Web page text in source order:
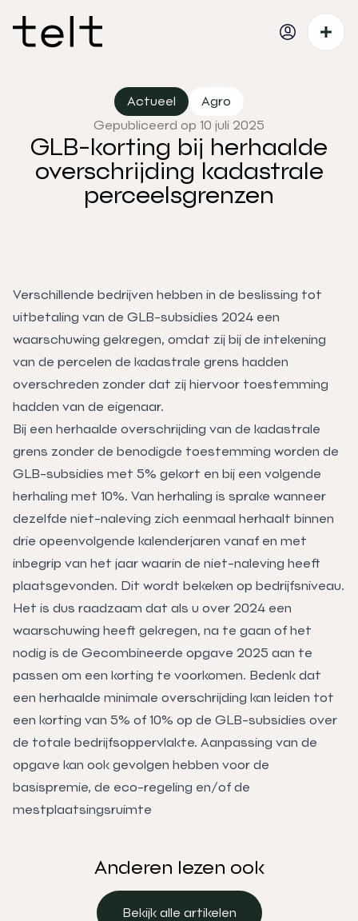
Actueel
Agro
Gepubliceerd op 10 juli 2025
GLB-korting bij herhaalde
overschrijding kadastrale
perceelsgrenzen
Verschillende bedrijven hebben in de beslissing tot
uitbetaling van de GLB-subsidies 2024 een
waarschuwing gekregen, omdat zij bij de intekening
van de percelen de kadastrale grens hadden
overschreden zonder dat zij hiervoor toestemming
hadden van de eigenaar.
Bij een herhaalde overschrijding van de kadastrale
grens zonder de benodigde toestemming worden de
GLB-subsidies met 5% gekort en bij een volgende
herhaling met 10%. Van herhaling is sprake wanneer
dezelfde niet-naleving zich eenmaal herhaalt binnen
drie opeenvolgende kalenderjaren vanaf en met
inbegrip van het jaar waarin de niet-naleving heeft
plaatsgevonden. Dit wordt bekeken op bedrijfsniveau.
Het is dus raadzaam dat als u over 2024 een
waarschuwing heeft gekregen, na te gaan of het
nodig is de Gecombineerde opgave 2025 aan te
passen om een korting te voorkomen. Bedenk dat
een herhaalde minimale overschrijding kan leiden tot
een korting van 5% of 10% op de GLB-subsidies over
de totale bedrijfsoppervlakte. Aanpassing van de
opgave kan ook gevolgen hebben voor de
basispremie, de eco-regeling en/of de
mestplaatsingsruimte
Anderen lezen ook
Bekijk alle artikelen